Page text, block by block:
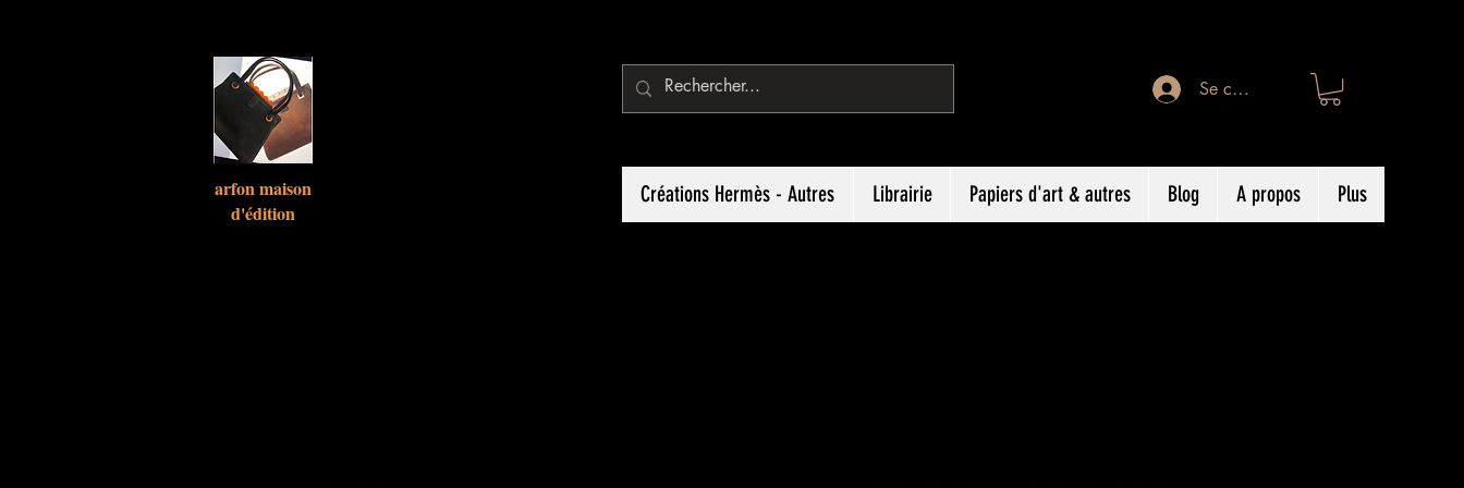
arfon maison
d'édition
Se connecter
Créations Hermès - Autres Librairie Papiers d'art & autres Blog A propos Plus